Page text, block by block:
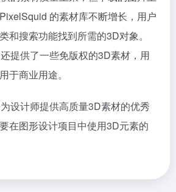
的素材库不断增长，用户
和搜索功能找到所需的3D对象。
提供了一些免版权的3D素材，用
于商业用途。
设计师提供高质量3D素材的优秀
在图形设计项目中使用3D元素的